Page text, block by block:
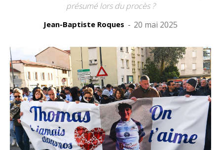
présumé lors du procès ?
Jean-Baptiste Roques - 20 mai 2025